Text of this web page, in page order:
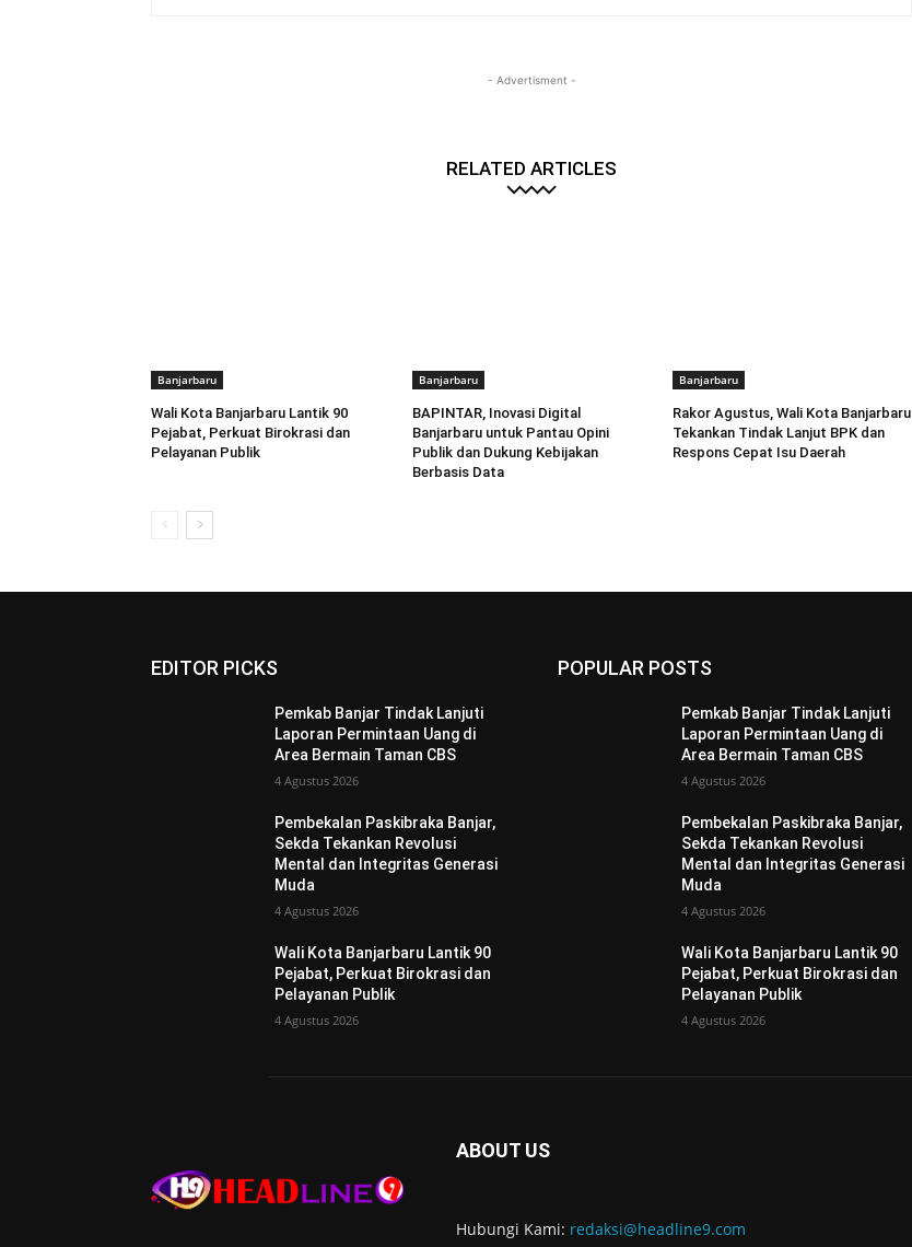
- Advertisment -
RELATED ARTICLES
Banjarbaru
Wali Kota Banjarbaru Lantik 90
Pejabat, Perkuat Birokrasi dan
Pelayanan Publik
Banjarbaru
BAPINTAR, Inovasi Digital
Banjarbaru untuk Pantau Opini
Publik dan Dukung Kebijakan
Berbasis Data
Banjarbaru
Rakor Agustus, Wali Kota Banjarbaru
Tekankan Tindak Lanjut BPK dan
Respons Cepat Isu Daerah
EDITOR PICKS
Pemkab Banjar Tindak Lanjuti
Laporan Permintaan Uang di
Area Bermain Taman CBS
4 Agustus 2026
Pembekalan Paskibraka Banjar,
Sekda Tekankan Revolusi
Mental dan Integritas Generasi
Muda
4 Agustus 2026
Wali Kota Banjarbaru Lantik 90
Pejabat, Perkuat Birokrasi dan
Pelayanan Publik
4 Agustus 2026
POPULAR POSTS
Pemkab Banjar Tindak Lanjuti
Laporan Permintaan Uang di
Area Bermain Taman CBS
4 Agustus 2026
Pembekalan Paskibraka Banjar,
Sekda Tekankan Revolusi
Mental dan Integritas Generasi
Muda
4 Agustus 2026
Wali Kota Banjarbaru Lantik 90
Pejabat, Perkuat Birokrasi dan
Pelayanan Publik
4 Agustus 2026
ABOUT US
Hubungi Kami: redaksi@headline9.com